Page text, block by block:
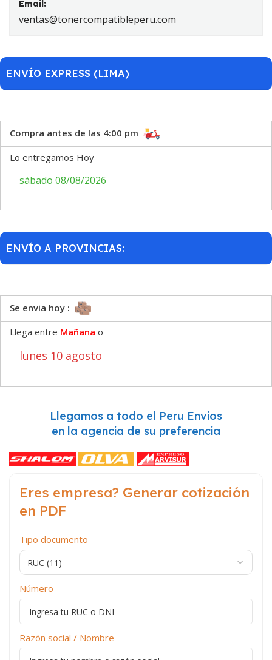
Email:
ventas@tonercompatibleperu.com
ENVÍO EXPRESS (LIMA)
Compra antes de las 4:00 pm
Lo entregamos Hoy
sábado 08/08/2026
ENVÍO A PROVINCIAS:
Se envia hoy :
Llega entre Mañana o
lunes 10 agosto
Llegamos a todo el Peru Envios
en la agencia de su preferencia
Eres empresa? Generar cotización
en PDF
Tipo documento
Número
Razón social / Nombre